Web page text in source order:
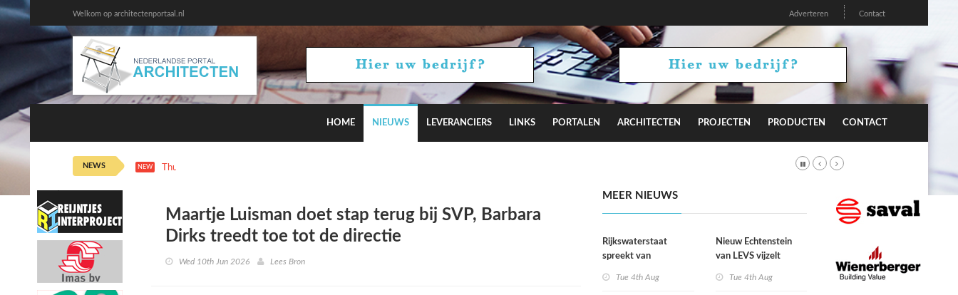
Welkom op architectenportaal.nl Adverteren Contact
HOME NIEUWS LEVERANCIERS LINKS PORTALEN ARCHITECTEN PROJECTEN PRODUCTEN CONTACT
NEWS NEW Thu 6th 11:15
Maartje Luisman doet stap terug bij SVP, Barbara
Dirks treedt toe tot de directie
Wed 10th Jun 2026 Lees Bron
MEER NIEUWS
Rijkswaterstaat
spreekt van
door droogte
Tue 4th Aug
Nieuw Echtenstein
van LEVS vijzelt
restruimte op
Tue 4th Aug